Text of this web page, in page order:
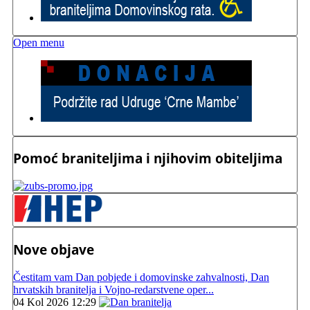
Open menu
Pomoć braniteljima i njihovim obiteljima
Nove objave
Čestitam vam Dan pobjede i domovinske zahvalnosti, Dan
hrvatskih branitelja i Vojno-redarstvene oper...
04 Kol 2026 12:29